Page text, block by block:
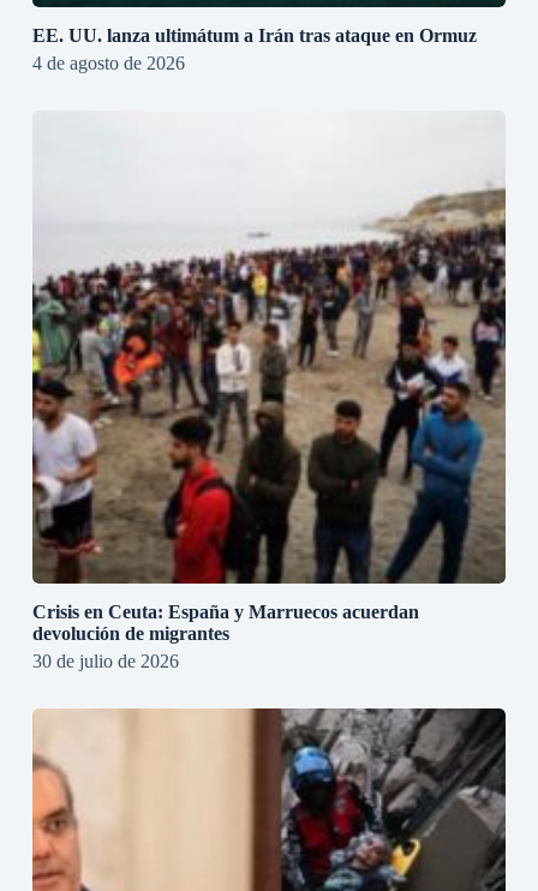
EE. UU. lanza ultimátum a Irán tras ataque en Ormuz
4 de agosto de 2026
Crisis en Ceuta: España y Marruecos acuerdan
devolución de migrantes
30 de julio de 2026